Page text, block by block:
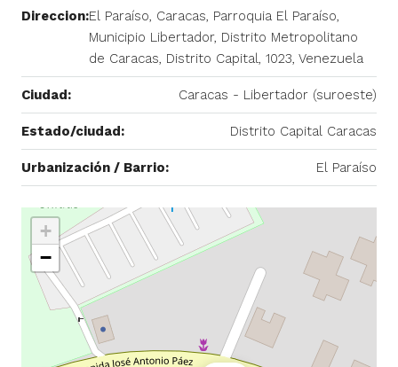
Direccion:El Paraíso, Caracas, Parroquia El Paraíso,
Municipio Libertador, Distrito Metropolitano
de Caracas, Distrito Capital, 1023, Venezuela
Ciudad: Caracas - Libertador (suroeste)
Estado/ciudad: Distrito Capital Caracas
Urbanización / Barrio: El Paraíso
+
−